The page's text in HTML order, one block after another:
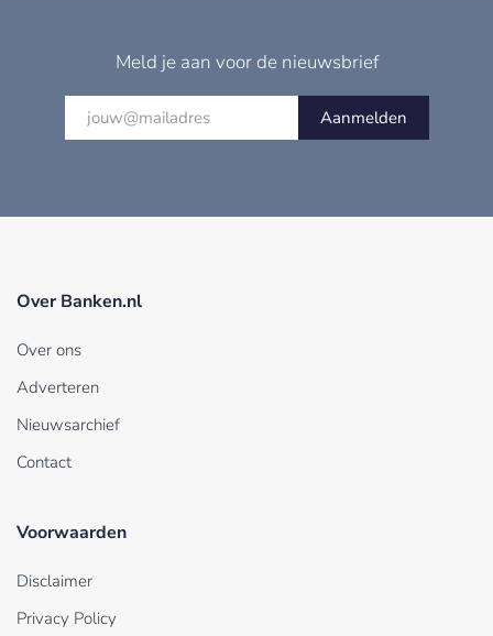
Meld je aan voor de nieuwsbrief
Aanmelden
Over Banken.nl
Over ons
Adverteren
Nieuwsarchief
Contact
Voorwaarden
Disclaimer
Privacy Policy